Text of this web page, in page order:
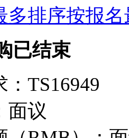
多排序按报
已结束
TS16949
面议